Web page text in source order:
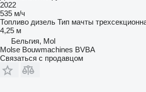
2022
535 м/ч
Топливо дизель Тип мачты
4,25 м
Бельгия, Mol
Molse Bouwmachines BVBA
Связаться с продавцом